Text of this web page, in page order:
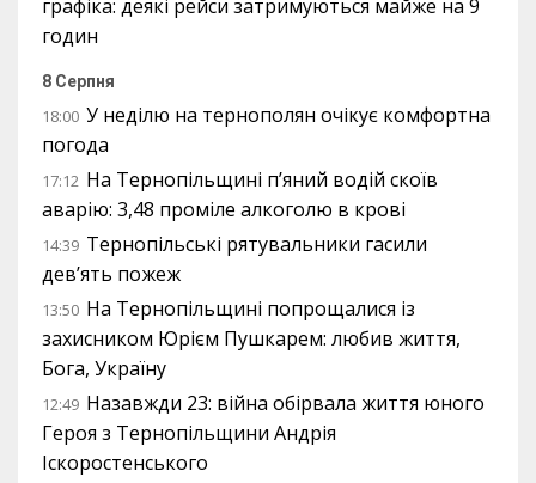
графіка: деякі рейси затримуються майже на 9
годин
8 Серпня
18:00 У неділю на тернополян очікує комфортна
погода
17:12 На Тернопільщині п’яний водій скоїв
аварію: 3,48 проміле алкоголю в крові
14:39 Тернопільські рятувальники гасили
дев’ять пожеж
13:50 На Тернопільщині попрощалися із
захисником Юрієм Пушкарем: любив життя,
Бога, Україну
12:49 Назавжди 23: війна обірвала життя юного
Героя з Тернопільщини Андрія
Іскоростенського